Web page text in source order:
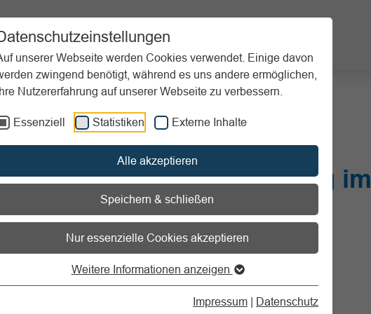
unserer Webseite werden Cookies verwendet. Einige davon
zwingend benötigt, während es uns andere ermöglichen,
Nutzererfahrung auf unserer Webseite zu verbessern.
Essenziell Statistiken Externe Inhalte
Alle akzeptieren
Speichern & schließen
Nur essenzielle Cookies akzeptieren
Weitere Informationen anzeigen
Impressum | Datenschutz
Sportpraxis Aktuelles
Redenarchiv Rede für Abteilungsversammlung
zum Readspeaker öffnen
Abteilungsversammlung im
einer
Redner:
einen guten Einstieg schaffen, der eine positive